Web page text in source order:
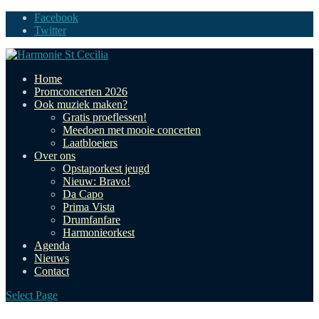
Facebook
Twitter
Home
Promconcerten 2026
Ook muziek maken?
Gratis proeflessen!
Meedoen met mooie concerten
Laatbloeiers
Over ons
Opstaporkest jeugd
Nieuw: Bravo!
Da Capo
Prima Vista
Drumfanfare
Harmonieorkest
Agenda
Nieuws
Contact
Select Page